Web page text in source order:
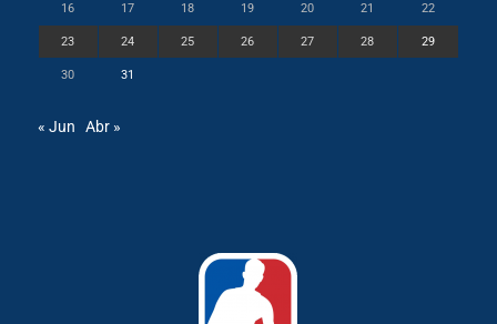
16 17 18 19 20 21 22
23 24 25 26 27 28 29
30 31
« Jun Abr »